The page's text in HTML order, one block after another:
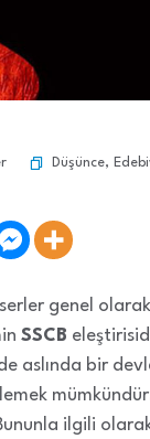
Düşünce,
genel
SSCB
aslında bir
ilgili